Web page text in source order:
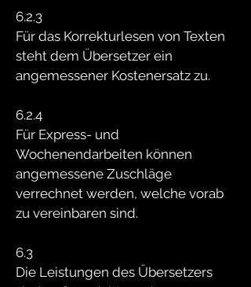
6.2.3
Für das Korrekturlesen von Texten
steht dem Übersetzer ein
angemessener Kostenersatz zu.
6.2.4
Für Express- und
Wochenendarbeiten können
angemessene Zuschläge
verrechnet werden, welche vorab
zu vereinbaren sind.
6.3
Die Leistungen des Übersetzers